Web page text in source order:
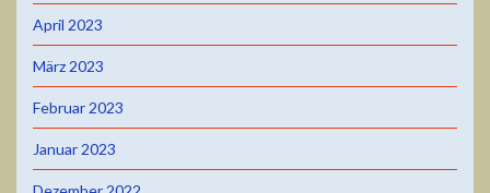
April 2023
März 2023
Februar 2023
Januar 2023